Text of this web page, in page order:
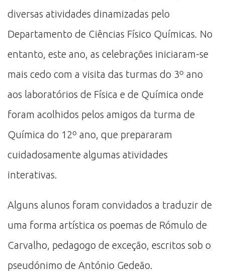
diversas atividades dinamizadas pelo
Departamento de Ciências Físico Químicas. No
entanto, este ano, as celebrações iniciaram-se
mais cedo com a visita das turmas do 3º ano
aos laboratórios de Física e de Química onde
foram acolhidos pelos amigos da turma de
Química do 12º ano, que prepararam
cuidadosamente algumas atividades
interativas.
Alguns alunos foram convidados a traduzir de
uma forma artística os poemas de Rómulo de
Carvalho, pedagogo de exceção, escritos sob o
pseudónimo de António Gedeão.